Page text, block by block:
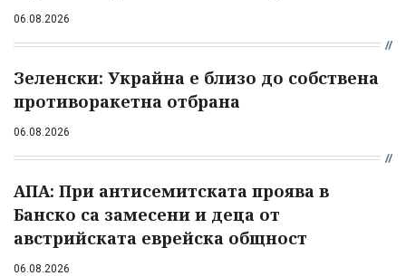
06.08.2026
Зеленски: Украйна е близо до собствена
противоракетна отбрана
06.08.2026
АПА: При антисемитската проява в
Банско са замесени и деца от
австрийската еврейска общност
06.08.2026